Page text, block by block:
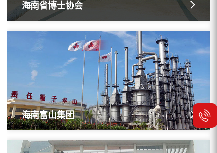
海南省博士协会
海南富山集团